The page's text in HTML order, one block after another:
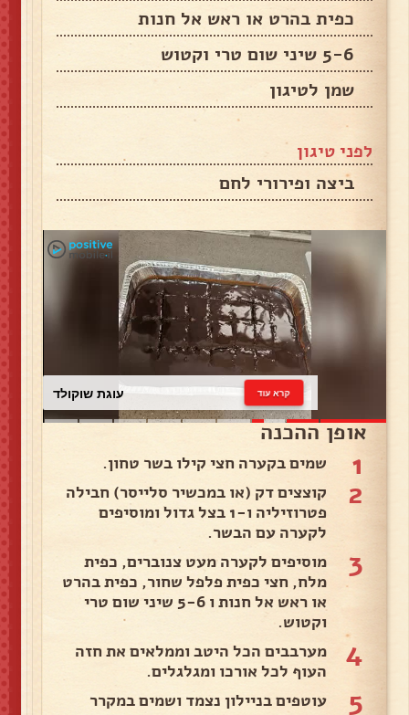
כפית בהרט או ראש אל חנות
5-6 שיני שום טרי וקטוש
שמן לטיגון
לפני טיגון
ביצה ופירורי לחם
עוגת שוקולד קרא עוד
אופן ההכנה
1 שמים בקערה חצי קילו בשר טחון.
2
קוצצים דק (או במכשיר סלייסר) חבילה
פטרוזיליה ו-1 בצל גדול ומוסיפים
לקערה עם הבשר.
3
מוסיפים לקערה מעט צנוברים, כפית
מלח, חצי כפית פלפל שחור, כפית בהרט
או ראש אל חנות ו 5-6 שיני שום טרי
וקטוש.
4
מערבבים הכל היטב וממלאים את חזה
העוף לכל אורכו ומגלגלים.
5
עוטפים בניילון נצמד ושמים במקרר